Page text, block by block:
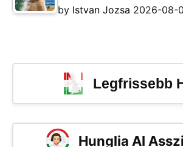
by Istvan Jozsa 2026-08-
Legfrissebb
Hunglia AI